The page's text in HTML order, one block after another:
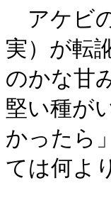
アケビ
実）が転
のかな甘
堅い種が
かったら
ては何よ